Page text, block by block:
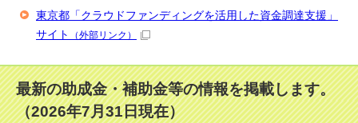
東京都「クラウドファンディングを活用した資金調達支援」
サイト
（外部リンク）
最新の助成金・補助金等の情報を掲載します。
（2026年7月31日現在）